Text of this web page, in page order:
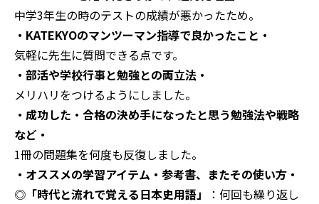
中学3年生の時のテストの成績が悪かったため。
・KATEKYOのマンツーマン指導で良かったこと・
気軽に先生に質問できる点です。
・部活や学校行事と勉強との両立法・
メリハリをつけるようにしました。
・成功した・合格の決め手になったと思う勉強法や戦略
など・
1冊の問題集を何度も反復しました。
・オススメの学習アイテム・参考書、またその使い方・
◎ 「時代と流れで覚える日本史用語」 ： 何回も繰り返し